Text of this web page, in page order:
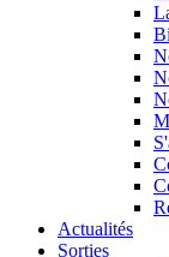
Actualités
Sorties